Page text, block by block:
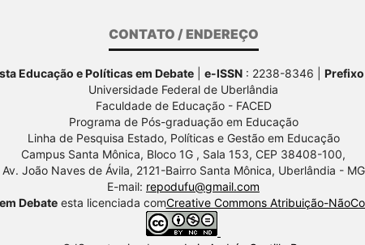
CONTATO / ENDEREÇO
Educação e Políticas em Debate| e-ISSN: 2238-8346 | Prefixo
Universidade Federal de Uberlândia
Faculdade de Educação - FACED
Programa de Pós-graduação em Educação
Linha de Pesquisa Estado, Políticas e Gestão em Educação
Campus Santa Mônica, Bloco 1G , Sala 153, CEP 38408-100,
Av. João Naves de Ávila, 2121-Bairro Santa Mônica, Uberlândia - MG
E-mail: repodufu@gmail.com
Debateesta licenciada comCreative Commons Atribuição-